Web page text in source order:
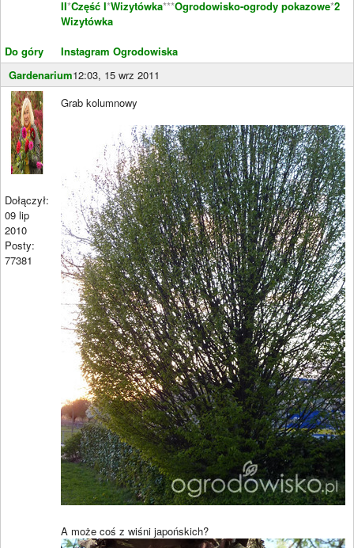
Do góry
II*Część I*Wizytówka***Ogrodowisko-ogrody pokazowe*2
Wizytówka
Instagram Ogrodowiska
Gardenarium12:03, 15 wrz 2011
Dołączył:
09 lip
2010
Posty:
77381
Grab kolumnowy
A może coś z wiśni japońskich?